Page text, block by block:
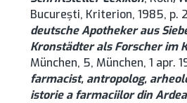
București, Kriterion, 1985, p.
deutsche Apotheker aus
Kronstädter als Forscher im
München, 5, München, 1 apr.
farmacist, antropolog,
istorie a farmaciilor din